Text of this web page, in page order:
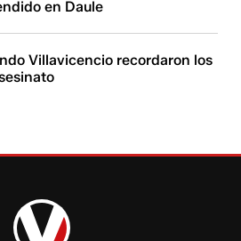
en Daule
Villavicencio recordaron los